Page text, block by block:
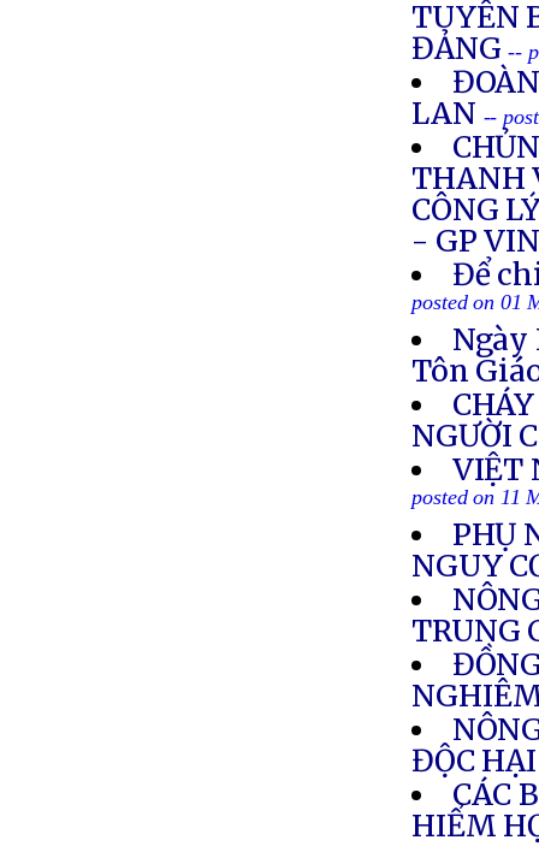
TUYÊN
ĐẢNG --
LAN --
THANH
CÔNG
- GP
Để
posted on 01
Ngày
Tôn
NGƯỜI
VIỆT
posted on 11
PHỤ
NGUY
TRUNG
ĐỘC HẠI
CÁC
HIỂM